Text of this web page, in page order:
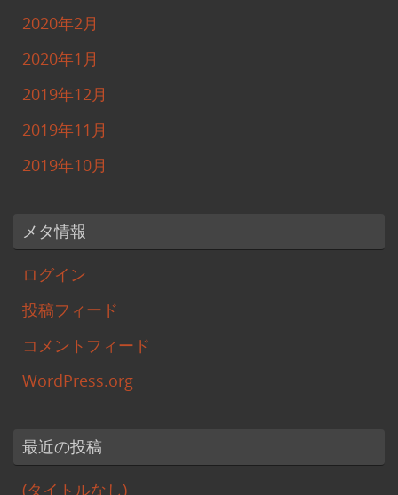
2020年2月
2020年1月
2019年12月
2019年11月
2019年10月
メタ情報
ログイン
投稿フィード
コメントフィード
WordPress.org
最近の投稿
(タイトルなし)